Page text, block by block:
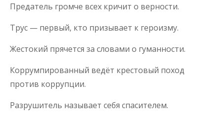
Предатель громче всех кричит о верности.
Трус — первый, кто призывает к героизму.
Жестокий прячется за словами о гуманности.
Коррумпированный ведёт крестовый поход
против коррупции.
Разрушитель называет себя спасителем.